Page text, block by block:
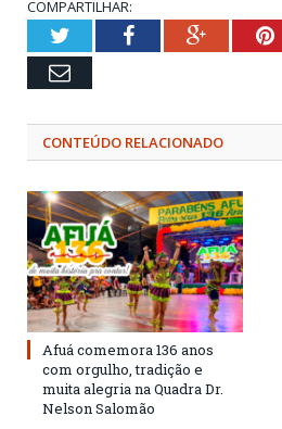
COMPARTILHAR:
TwitterFacebookGoogle+
Email
CONTEÚDO RELACIONADO
Afuá comemora 136 anos
com orgulho, tradição e
muita alegria na Quadra Dr.
Nelson Salomão